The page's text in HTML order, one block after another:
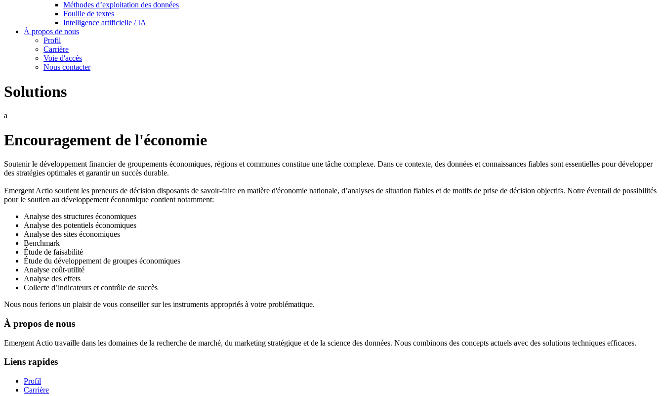
Méthodes d’exploitation des données
Fouille de textes
Intelligence artificielle / IA
À propos de nous
Profil
Carrière
Voie d'accès
Nous contacter
Solutions
a
Encouragement de l'économie
Soutenir le développement financier de groupements économiques, régions et communes constitue une tâche complexe. Dans ce contexte, des données et connaissances fiables sont essentielles pour développer
des stratégies optimales et garantir un succès durable.
Emergent Actio soutient les preneurs de décision disposants de savoir-faire en matière d'économie nationale, d’analyses de situation fiables et de motifs de prise de décision objectifs. Notre éventail de possibilités
pour le soutien au développement économique contient notamment:
Analyse des structures économiques
Analyse des potentiels économiques
Analyse des sites économiques
Benchmark
Étude de faisabilité
Étude du développement de groupes économiques
Analyse coût-utilité
Analyse des effets
Collecte d’indicateurs et contrôle de succès
Nous nous ferions un plaisir de vous conseiller sur les instruments appropriés à votre problématique.
À propos de nous
Emergent Actio travaille dans les domaines de la recherche de marché, du marketing stratégique et de la science des données. Nous combinons des concepts actuels avec des solutions techniques efficaces.
Liens rapides
Profil
Carrière